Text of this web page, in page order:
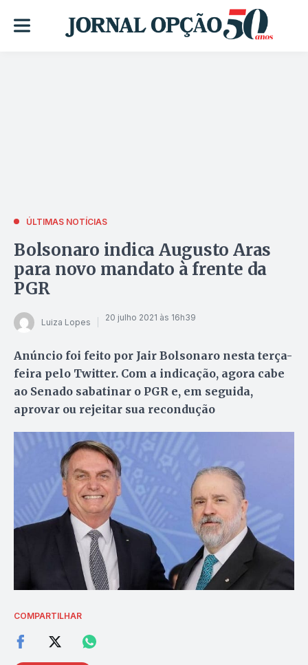
ÚLTIMAS NOTÍCIAS
Bolsonaro indica Augusto Aras
para novo mandato à frente da
PGR
Luiza Lopes 20 julho 2021 às 16h39
Anúncio foi feito por Jair Bolsonaro nesta terça-
feira pelo Twitter. Com a indicação, agora cabe
ao Senado sabatinar o PGR e, em seguida,
aprovar ou rejeitar sua recondução
COMPARTILHAR